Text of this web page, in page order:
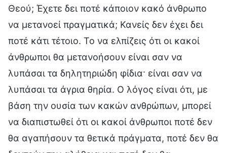
Θεού; Έχετε δει ποτέ κάποιον κακό άνθρωπο
να μετανοεί πραγματικά; Κανείς δεν έχει δει
ποτέ κάτι τέτοιο. Το να ελπίζεις ότι οι κακοί
άνθρωποι θα μετανοήσουν είναι σαν να
λυπάσαι τα δηλητηριώδη φίδια· είναι σαν να
λυπάσαι τα άγρια θηρία. Ο λόγος είναι ότι, με
βάση την ουσία των κακών ανθρώπων, μπορεί
να διαπιστωθεί ότι οι κακοί άνθρωποι ποτέ δεν
θα αγαπήσουν τα θετικά πράγματα, ποτέ δεν θα